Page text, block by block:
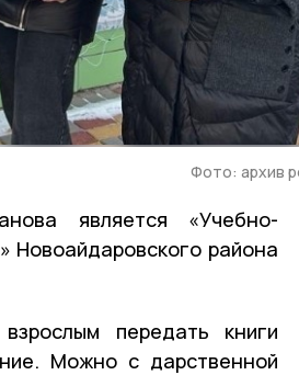
Фото: архив
является «Учебно-
Новоайдаровского района
передать книги
Можно с дарственной